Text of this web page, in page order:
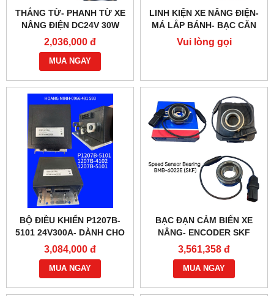
THẮNG TỪ- PHANH TỪ XE
NÂNG ĐIỆN DC24V 30W
G218-REB-04-10B
2,036,000 đ
MUA NGAY
LINH KIỆN XE NÂNG ĐIỆN-
MÁ LẮP BÁNH- BẠC CĂN
Vui lòng gọi
BỘ ĐIỀU KHIỂN P1207B-
5101 24V300A- DÀNH CHO
XE NÂNG
3,084,000 đ
MUA NGAY
BẠC ĐẠN CẢM BIẾN XE
NÂNG- ENCODER SKF
BMB-6022E
3,561,358 đ
MUA NGAY